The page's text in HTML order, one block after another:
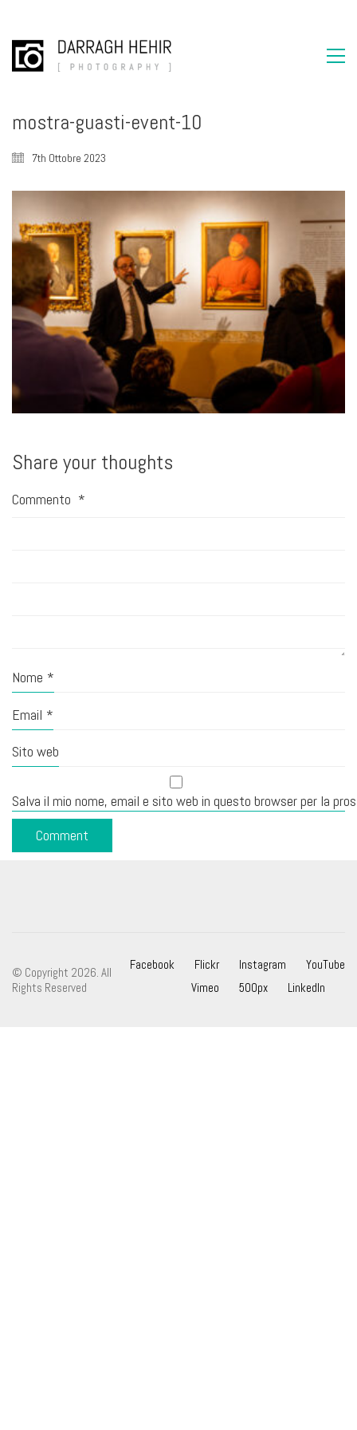
mostra-guasti-event-10
7th Ottobre 2023
Share your thoughts
Commento *
Nome *
Email *
Sito web
Salva il mio nome, email e sito web in questo browser per la
Facebook Flickr Instagram
YouTube
Vimeo
500px LinkedIn
© Copyright 2026. All
Rights Reserved